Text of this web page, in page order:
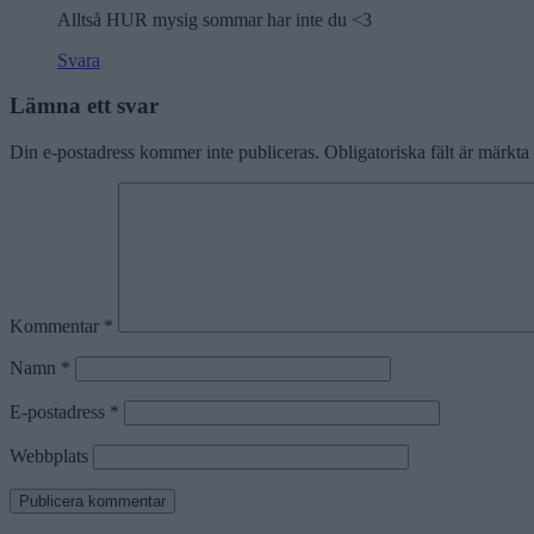
Alltså HUR mysig sommar har inte du <3
Svara
Lämna ett svar
Din e-postadress kommer inte publiceras. Obligatoriska fält är märkta
Kommentar *
Namn *
E-postadress *
Webbplats